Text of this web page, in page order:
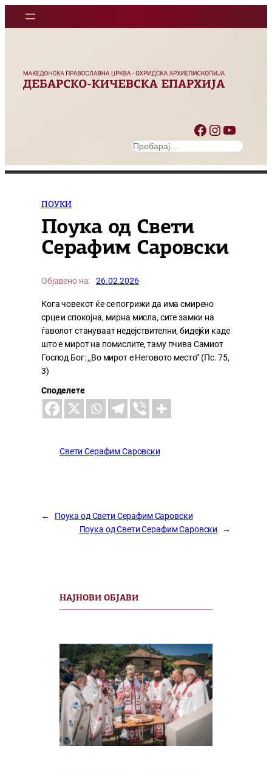
Facebook Instagram YouTube
S
a
ПОУКИ
Поука од Свети
Серафим Саровски
Објавено на: 26.02.2026
Кога човекот ќе се погрижи да има смирено
срце и спокојна, мирна мисла, сите замки на
ѓаволот стануваат недејствителни, бидејќи каде
што е мирот на помислите, таму пчива Самиот
Господ Бог: ,,Во мирот е Неговото место” (Пс. 75,
3)
Споделете
Свети Серафим Саровски
←
Поука од Свети Серафим Саровски
Поука од Свети Серафим Саровски
→
НАЈНОВИ ОБЈАВИ